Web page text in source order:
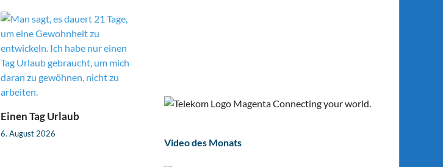
Einen Tag Urlaub
6. August 2026
Video des Monats